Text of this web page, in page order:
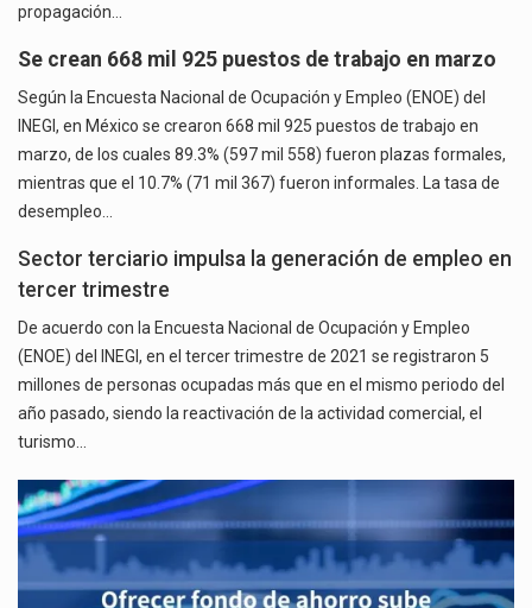
propagación…
Se crean 668 mil 925 puestos de trabajo en marzo
Según la Encuesta Nacional de Ocupación y Empleo (ENOE) del
INEGI, en México se crearon 668 mil 925 puestos de trabajo en
marzo, de los cuales 89.3% (597 mil 558) fueron plazas formales,
mientras que el 10.7% (71 mil 367) fueron informales. La tasa de
desempleo…
Sector terciario impulsa la generación de empleo en
tercer trimestre
De acuerdo con la Encuesta Nacional de Ocupación y Empleo
(ENOE) del INEGI, en el tercer trimestre de 2021 se registraron 5
millones de personas ocupadas más que en el mismo periodo del
año pasado, siendo la reactivación de la actividad comercial, el
turismo…